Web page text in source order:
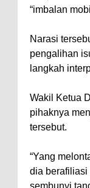
“imbalan
Narasi
pengalihan
langkah
Wakil Ketua
pihaknya
tersebut.
“Yang
dia berafiliasi
sembunyi